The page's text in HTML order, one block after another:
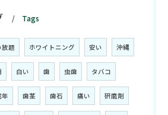
Tags
題 ホワイトニング 安い 沖縄
白い 歯 虫歯 タバコ
年 歯茎 歯石 痛い 研磨剤